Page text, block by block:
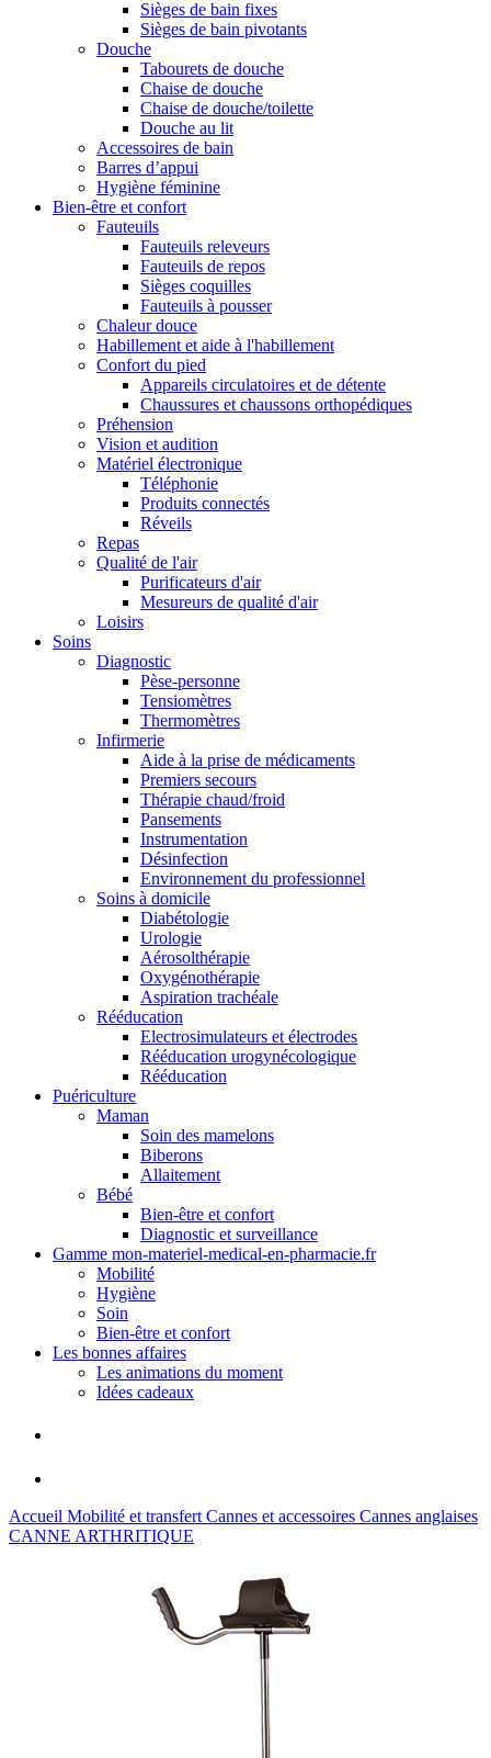
Sièges de bain fixes
Sièges de bain pivotants
Douche
Tabourets de douche
Chaise de douche
Chaise de douche/toilette
Douche au lit
Accessoires de bain
Barres d’appui
Hygiène féminine
Bien-être et confort
Fauteuils
Fauteuils releveurs
Fauteuils de repos
Sièges coquilles
Fauteuils à pousser
Chaleur douce
Habillement et aide à l'habillement
Confort du pied
Appareils circulatoires et de détente
Chaussures et chaussons orthopédiques
Préhension
Vision et audition
Matériel électronique
Téléphonie
Produits connectés
Réveils
Repas
Qualité de l'air
Purificateurs d'air
Mesureurs de qualité d'air
Loisirs
Soins
Diagnostic
Pèse-personne
Tensiomètres
Thermomètres
Infirmerie
Aide à la prise de médicaments
Premiers secours
Thérapie chaud/froid
Pansements
Instrumentation
Désinfection
Environnement du professionnel
Soins à domicile
Diabétologie
Urologie
Aérosolthérapie
Oxygénothérapie
Aspiration trachéale
Rééducation
Electrosimulateurs et électrodes
Rééducation urogynécologique
Rééducation
Puériculture
Maman
Soin des mamelons
Biberons
Allaitement
Bébé
Bien-être et confort
Diagnostic et surveillance
Gamme mon-materiel-medical-en-pharmacie.fr
Mobilité
Hygiène
Soin
Bien-être et confort
Les bonnes affaires
Les animations du moment
Idées cadeaux
Accueil Mobilité et transfert Cannes et accessoires Cannes anglaises
CANNE ARTHRITIQUE